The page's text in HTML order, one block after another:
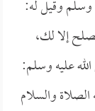
وسلم وقيل له:
إلا لك،
عليه وسلم:
والسلام